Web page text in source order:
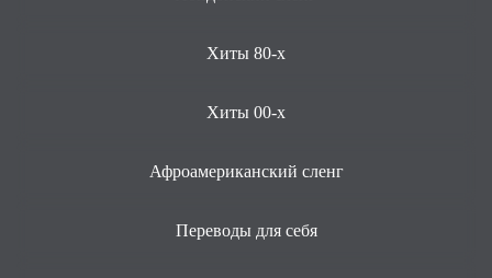
Хиты 80-х
Хиты 00-х
Афроамериканский сленг
Переводы для себя